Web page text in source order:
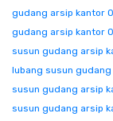
gudang arsip kantor
gudang arsip kantor
susun gudang arsip
lubang susun
susun gudang arsip
susun gudang arsip